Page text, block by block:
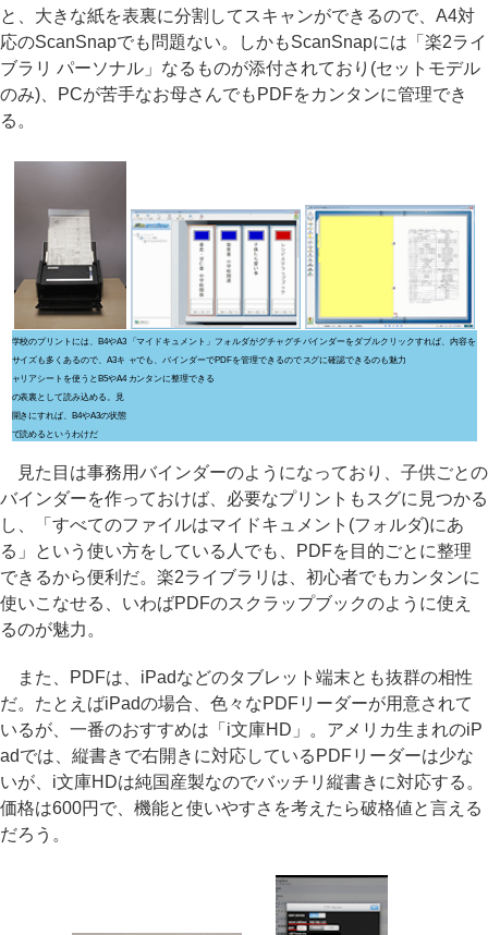
と、大きな紙を表裏に分割してスキャンができるので、A4対
応のScanSnapでも問題ない。しかもScanSnapには「楽2ライ
ブラリ パーソナル」なるものが添付されており(セットモデル
のみ)、PCが苦手なお母さんでもPDFをカンタンに管理でき
る。
学校のプリントには、B4やA3
サイズも多くあるので、A3キ
ャリアシートを使うとB5やA4
の表裏として読み込める。見
開きにすれば、B4やA3の状態
で読めるというわけだ
「マイドキュメント」フォルダがグチャグチ
ャでも、バインダーでPDFを管理できるので
カンタンに整理できる
バインダーをダブルクリックすれば、内容を
スグに確認できるのも魅力
見た目は事務用バインダーのようになっており、子供ごとの
バインダーを作っておけば、必要なプリントもスグに見つかる
し、「すべてのファイルはマイドキュメント(フォルダ)にあ
る」という使い方をしている人でも、PDFを目的ごとに整理
できるから便利だ。楽2ライブラリは、初心者でもカンタンに
使いこなせる、いわばPDFのスクラップブックのように使え
るのが魅力。
また、PDFは、iPadなどのタブレット端末とも抜群の相性
だ。たとえばiPadの場合、色々なPDFリーダーが用意されて
いるが、一番のおすすめは「i文庫HD」。アメリカ生まれのiP
adでは、縦書きで右開きに対応しているPDFリーダーは少な
いが、i文庫HDは純国産製なのでバッチリ縦書きに対応する。
価格は600円で、機能と使いやすさを考えたら破格値と言える
だろう。